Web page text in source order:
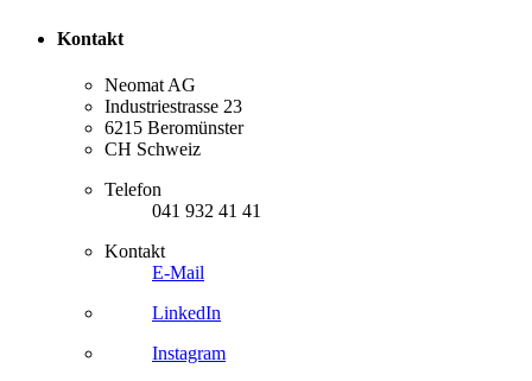
Kontakt
Neomat AG
Industriestrasse 23
6215 Beromünster
CH Schweiz
Telefon
041 932 41 41
Kontakt
E-Mail
LinkedIn
Instagram